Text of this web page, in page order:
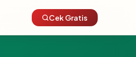
Cek Gratis